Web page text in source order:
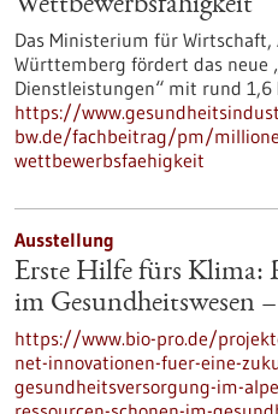
Wettbewerbsfähigkeit
Das Ministerium für
Württemberg fördert das neue
Dienstleistungen“ mit rund 1,6
https://
bw.de/fachbeitrag/pm/
wettbewerbsfaehigkeit
Ausstellung
Erste Hilfe fürs Klima:
im Gesundheitswesen
https://www.bio-pro.de/
net-innovationen-fuer-eine-
gesundheitsversorgung-im-